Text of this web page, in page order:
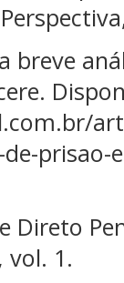
breve
prisao-
Direto
vol. 1.